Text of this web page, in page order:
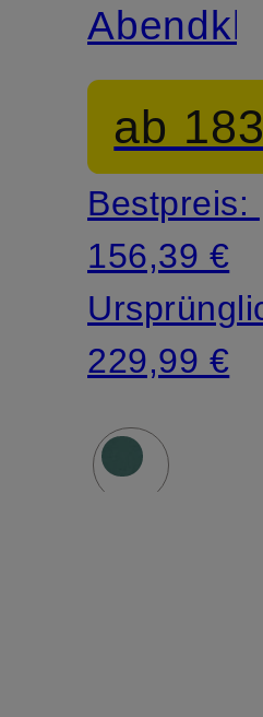
ab
Bestpreis:
156,39 €
229,99 €